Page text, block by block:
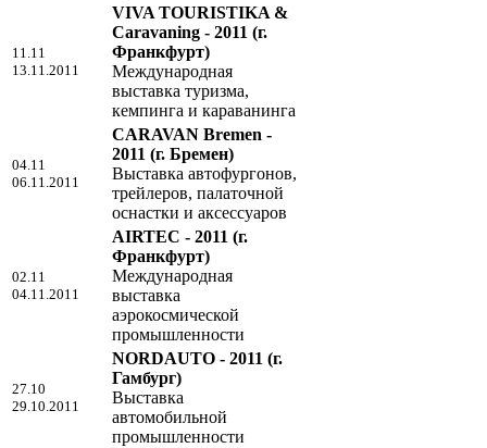
11.11
13.11.2011
VIVA TOURISTIKA &
Caravaning - 2011 (г.
Франкфурт)
Международная
выставка туризма,
кемпинга и караванинга
04.11
06.11.2011
CARAVAN Bremen -
2011 (г. Бремен)
Выставка автофургонов,
трейлеров, палаточной
оснастки и аксессуаров
02.11
04.11.2011
AIRTEC - 2011 (г.
Франкфурт)
Международная
выставка
аэрокосмической
промышленности
27.10
29.10.2011
NORDAUTO - 2011 (г.
Гамбург)
Выставка
автомобильной
промышленности